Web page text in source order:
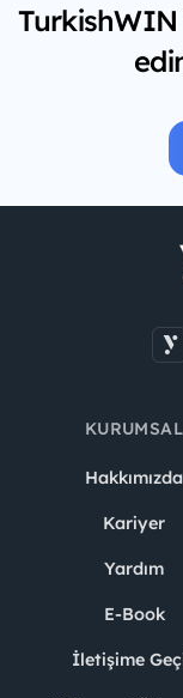
KURUMSAL
Hakkımızda
Kariyer
Yardım
E-Book
İletişime